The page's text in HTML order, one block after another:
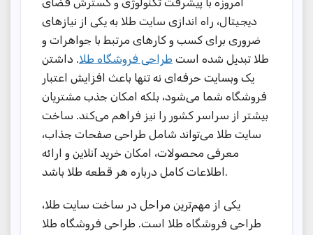
امروزه با پیشرفت تکنولوژی و گسترش فضای
دیجیتال، راه اندازی سایت طلا به یکی از نیازهای
ضروری برای کسب و کارهای مرتبط با جواهرات و
طلا تبدیل شده است طراحی فروشگاه طلا. داشتن
یک وبسایت حرفه‌ای نه تنها باعث افزایش اعتبار
فروشگاه شما می‌شود، بلکه امکان جذب مشتریان
بیشتر از سراسر کشور را نیز فراهم می‌کند. ساخت
سایت طلا می‌تواند شامل طراحی صفحات جذاب،
معرفی محصولات، امکان خرید آنلاین و ارائه
اطلاعات کامل درباره هر قطعه طلا باشد.
یکی از مهم‌ترین مراحل در ساخت سایت طلا،
طراحی فروشگاه طلا است. طراحی فروشگاه طلا